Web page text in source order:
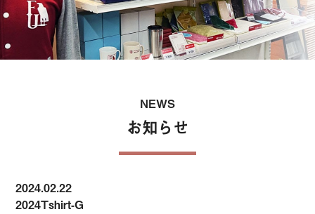
NEWS
お知らせ
2024.02.22
2024Tshirt-G